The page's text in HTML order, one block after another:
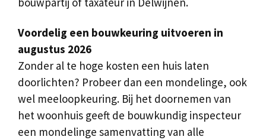
Voordelig een bouwkeuring uitvoeren in
augustus 2026
Zonder al te hoge kosten een huis laten
doorlichten? Probeer dan een mondelinge, ook
wel meeloopkeuring. Bij het doornemen van
het woonhuis geeft de bouwkundig inspecteur
een mondelinge samenvatting van alle